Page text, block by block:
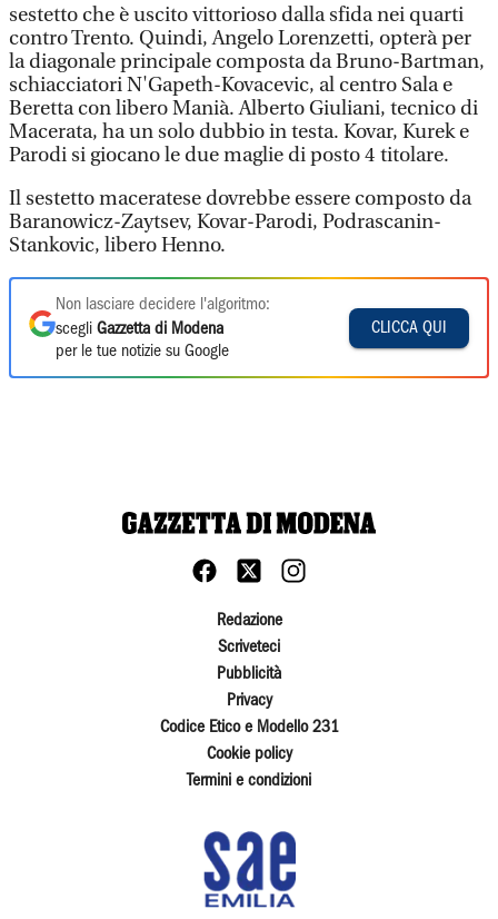
sestetto che è uscito vittorioso dalla sfida nei quarti
contro Trento. Quindi, Angelo Lorenzetti, opterà per
la diagonale principale composta da Bruno-Bartman,
schiacciatori N'Gapeth-Kovacevic, al centro Sala e
Beretta con libero Manià. Alberto Giuliani, tecnico di
Macerata, ha un solo dubbio in testa. Kovar, Kurek e
Parodi si giocano le due maglie di posto 4 titolare.
Il sestetto maceratese dovrebbe essere composto da
Baranowicz-Zaytsev, Kovar-Parodi, Podrascanin-
Stankovic, libero Henno.
Non lasciare decidere l'algoritmo:
scegli Gazzetta di Modena
per le tue notizie su Google
CLICCA QUI
Redazione
Scriveteci
Pubblicità
Privacy
Codice Etico e Modello 231
Cookie policy
Termini e condizioni